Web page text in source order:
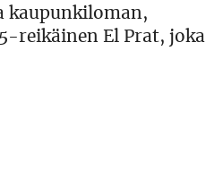
kaupunkiloman,
reikäinen El Prat, joka